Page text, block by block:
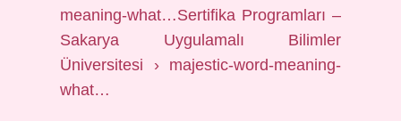
meaning-what…Sertifika Programları –
Sakarya Uygulamalı Bilimler
Üniversitesi › majestic-word-meaning-
what…